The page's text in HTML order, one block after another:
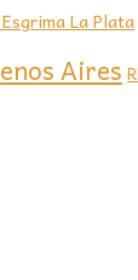
La Plata
Aires